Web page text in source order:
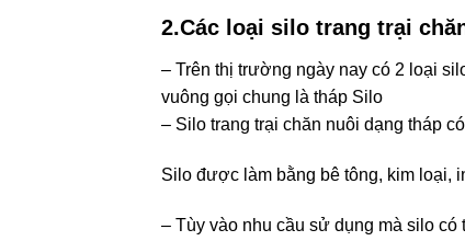
2.Các loại silo trang trại
– Trên thị trường ngày nay có 2 loại
vuông gọi chung là tháp Silo
– Silo trang trại chăn nuôi dạng tháp
Silo được làm bằng bê tông, kim loại,
– Tùy vào nhu cầu sử dụng mà silo